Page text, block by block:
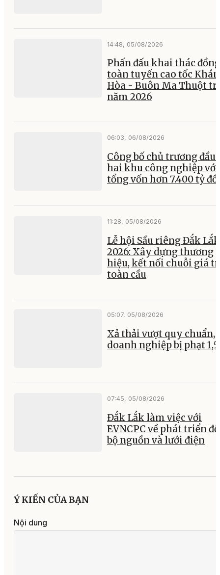
14:48, 05/08/2026
Phấn đấu khai thác
toàn tuyến cao tốc
Hòa - Buôn Ma Thuột
năm 2026
06:03, 06/08/2026
Công bố chủ trương đầu
hai khu công nghiệp với
tổng vốn hơn 7.400 tỷ
11:28, 05/08/2026
Lễ hội Sầu riêng Đắk Lắk
2026: Xây dựng thương
hiệu, kết nối chuỗi giá
toàn cầu
05:07, 05/08/2026
Xả thải vượt quy chuẩn,
doanh nghiệp bị phạt
07:45, 05/08/2026
Đắk Lắk làm việc với
EVNCPC về phát triển
bộ nguồn và lưới điện
Ý KIẾN CỦA BẠN
Nội dung